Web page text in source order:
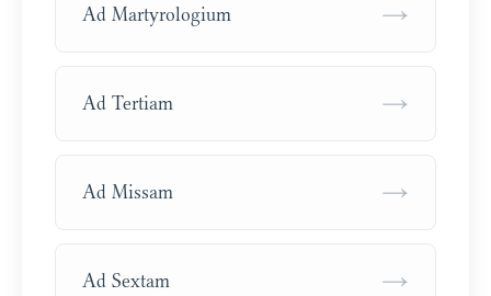
Ad Martyrologium →
Ad Tertiam →
Ad Missam →
Ad Sextam →